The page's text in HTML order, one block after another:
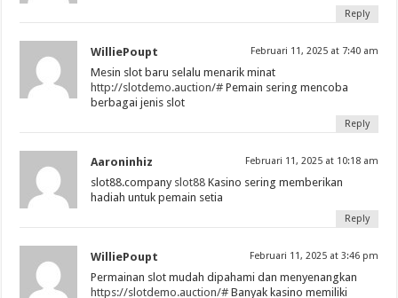
Reply
WilliePoupt Februari 11, 2025 at 7:40 am
Mesin slot baru selalu menarik minat
http://slotdemo.auction/# Pemain sering mencoba
berbagai jenis slot
Reply
Aaroninhiz Februari 11, 2025 at 10:18 am
slot88.company slot88 Kasino sering memberikan
hadiah untuk pemain setia
Reply
WilliePoupt Februari 11, 2025 at 3:46 pm
Permainan slot mudah dipahami dan menyenangkan
https://slotdemo.auction/# Banyak kasino memiliki